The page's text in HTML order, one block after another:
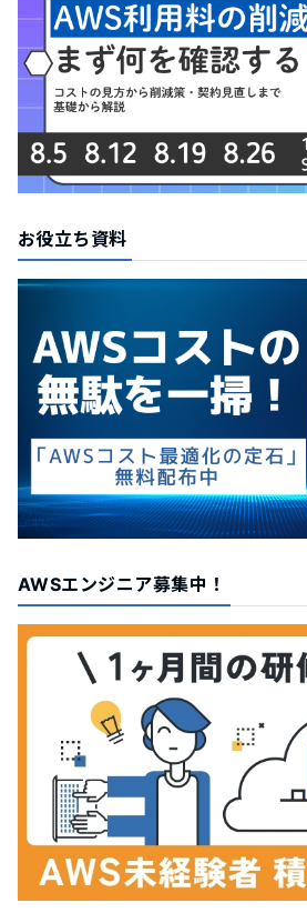
お役立ち資料
AWSエンジニア募集中！